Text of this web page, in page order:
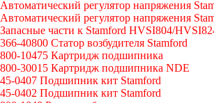
Автоматический регулятор напряжения
Автоматический регулятор напряжения
Запасные части к Stamford HVSI804/
366-40800 Статор возбудителя Stamford
800-10475 Картридж подшипника
800-30015 Картридж подшипника NDE
45-0407 Подшипник кит Stamford
45-0402 Подшипник кит Stamford